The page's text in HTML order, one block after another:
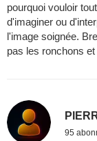
pourquoi vouloir
d'imaginer ou
l'image soignée.
pas les ronchons
95